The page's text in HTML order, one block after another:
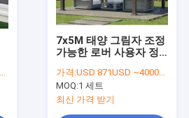
7x5M 태양 그림자 조정
가능한 로버 사용자 정
늄 페르골라
가격:USD 871USD ~4000USD or more based on the sizes
MOQ:1 세트
최신 가격 받기